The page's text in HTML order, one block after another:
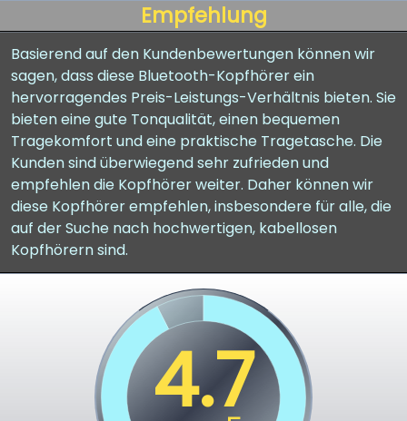
Empfehlung
Basierend auf den Kundenbewertungen können wir
sagen, dass diese Bluetooth-Kopfhörer ein
hervorragendes Preis-Leistungs-Verhältnis bieten. Sie
bieten eine gute Tonqualität, einen bequemen
Tragekomfort und eine praktische Tragetasche. Die
Kunden sind überwiegend sehr zufrieden und
empfehlen die Kopfhörer weiter. Daher können wir
diese Kopfhörer empfehlen, insbesondere für alle, die
auf der Suche nach hochwertigen, kabellosen
Kopfhörern sind.